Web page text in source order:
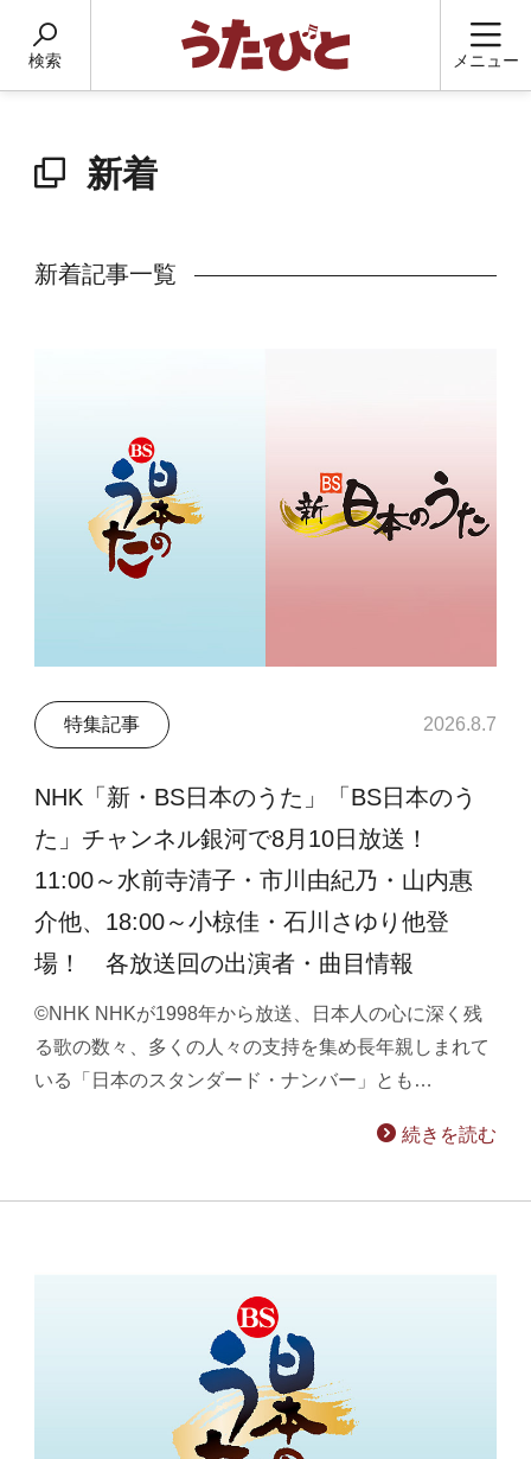
検索 メニュー
新着
新着記事一覧
特集記事 2026.8.7
NHK「新・BS日本のうた」「BS日本のう
た」チャンネル銀河で8月10日放送！
11:00～水前寺清子・市川由紀乃・山内惠
介他、18:00～小椋佳・石川さゆり他登
場！ 各放送回の出演者・曲目情報
©NHK NHKが1998年から放送、日本人の心に深く残
る歌の数々、多くの人々の支持を集め長年親しまれて
いる「日本のスタンダード・ナンバー」とも…
続きを読む